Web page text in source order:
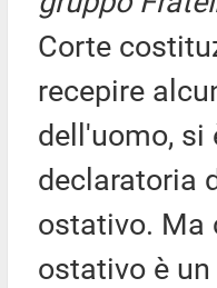
Corte
recepire
dell'uomo, si
declaratoria
ostativo. Ma
ostativo è